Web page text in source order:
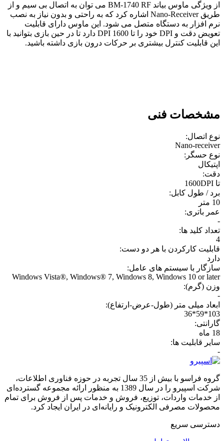
از ویژگی ماوس بیاند BM-1740 RF می توان به اتصال بی سیم و از
طریق Nano-Receiver اشاره کرد که به راحتی و بدون نیاز به نصب
نرم افزار به دستگاه متصل می شود. این ماوس دارای قابلیت
تعویض دقت و DPI خود را تا 1600 DPI دارد تا در حین بازی بتوانید با
این قابلیت کنترل بیشتری بر حرکات درون بازی داشته باشید.
مشخصات فنی
نوع اتصال:
Nano-receiver
نوع حسگر:
اپتيکال
دقت:
تا 1600DPI
برد / طول کابل:
10 متر
عمر باتری:
-
تعداد کلید ها:
4
قابليت کارکردن با هر دو دست:
دارد
سازگار با سیستم های عامل:
Windows Vista®, Windows® 7, Windows 8, Windows 10 or later
وزن (گرم):
-
ابعاد میلی متر (طول-عرض-ارتفاع):
103*59*36
گارانتی:
18 ماه
سایر قابلیت ها:
-
گروه فراسو با بیش از 35 سال تجربه در حوزه فناوری اطلاعات،
شرکت اسپیرو را در سال 1389 به منظور ارائه مجموعه گسترده‌ای
از خدمات واردات، توزیع، فروش و خدمات پس از فروش برای تمام
محصولات مصرفی الکترونیک و رایانه‌ای در ایران ایجاد کرد.
دسترسی‌ سریع